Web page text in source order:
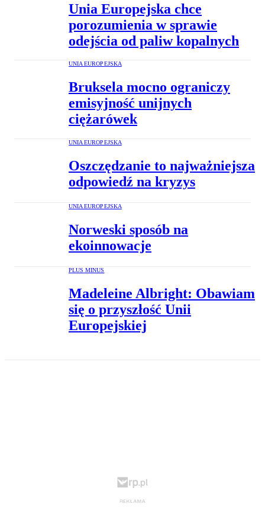
Unia Europejska chce
porozumienia w sprawie
odejścia od paliw kopalnych
UNIA EUROPEJSKA
Bruksela mocno ograniczy
emisyjność unijnych
ciężarówek
UNIA EUROPEJSKA
Oszczędzanie to najważniejsza
odpowiedź na kryzys
UNIA EUROPEJSKA
Norweski sposób na
ekoinnowacje
PLUS MINUS
Madeleine Albright: Obawiam
się o przyszłość Unii
Europejskiej